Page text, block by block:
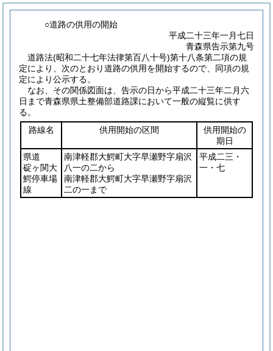
○道路の供用の開始
平成二十三年一月七日
青森県告示第九号
道路法(昭和二十七年法律第百八十号)第十八条第二項の規
定により、次のとおり道路の供用を開始するので、同項の規
定により公示する。
なお、その関係図面は、告示の日から平成二十三年二月六
日まで青森県県土整備部道路課において一般の縦覧に供す
る。
路線名
供用開始の区間
供用開始の
期日
県道
碇ヶ関大
鰐停車場
線
南津軽郡大鰐町大字早瀬野字扇沢
八一の二から
南津軽郡大鰐町大字早瀬野字扇沢
二の一まで
平成二三・
一・七